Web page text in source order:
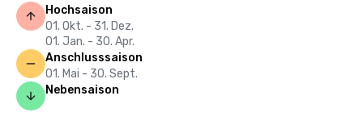
Hochsaison
01. Okt. - 31. Dez.
01. Jan. - 30. Apr.
Anschlusssaison
01. Mai - 30. Sept.
Nebensaison